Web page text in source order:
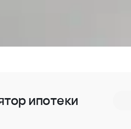
ипотеки